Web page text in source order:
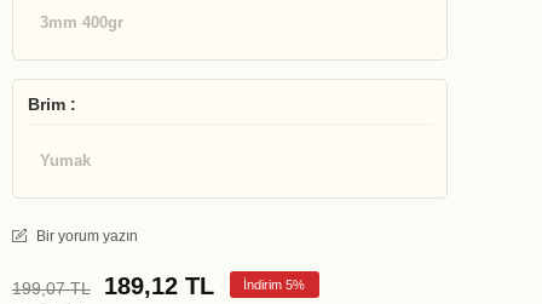
3mm 400gr
Brim :
Yumak
Bir yorum yazın
199,07 TL 189,12 TL İndirim 5%